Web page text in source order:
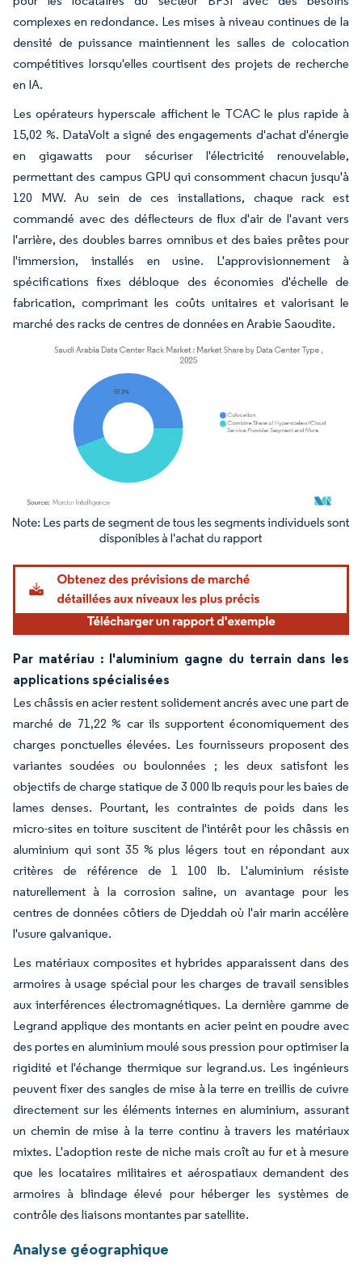
complexes en redondance. Les mises à niveau continues de la
densité de puissance maintiennent les salles de colocation
compétitives lorsqu'elles courtisent des projets de recherche
en IA.
Les opérateurs hyperscale affichent le TCAC le plus rapide à
15,02 %. DataVolt a signé des engagements d'achat d'énergie
en gigawatts pour sécuriser l'électricité renouvelable,
permettant des campus GPU qui consomment chacun jusqu'à
120 MW. Au sein de ces installations, chaque rack est
commandé avec des déflecteurs de flux d'air de l'avant vers
l'arrière, des doubles barres omnibus et des baies prêtes pour
l'immersion, installés en usine. L'approvisionnement à
spécifications fixes débloque des économies d'échelle de
fabrication, comprimant les coûts unitaires et valorisant le
marché des racks de centres de données en Arabie Saoudite.
Image © Mordor Intelligence. La réutilisation nécessite une attribution sous CC BY
Par matériau : l'aluminium gagne du terrain dans les
applications spécialisées
Les châssis en acier restent solidement ancrés avec une part de
marché de 71,22 % car ils supportent économiquement des
charges ponctuelles élevées. Les fournisseurs proposent des
variantes soudées ou boulonnées ; les deux satisfont les
objectifs de charge statique de 3 000 lb requis pour les baies de
lames denses. Pourtant, les contraintes de poids dans les
micro-sites en toiture suscitent de l'intérêt pour les châssis en
aluminium qui sont 35 % plus légers tout en répondant aux
critères de référence de 1 100 lb. L'aluminium résiste
naturellement à la corrosion saline, un avantage pour les
centres de données côtiers de Djeddah où l'air marin accélère
l'usure galvanique.
Les matériaux composites et hybrides apparaissent dans des
armoires à usage spécial pour les charges de travail sensibles
aux interférences électromagnétiques. La dernière gamme de
Legrand applique des montants en acier peint en poudre avec
des portes en aluminium moulé sous pression pour optimiser la
rigidité et l'échange thermique sur legrand.us. Les ingénieurs
peuvent fixer des sangles de mise à la terre en treillis de cuivre
directement sur les éléments internes en aluminium, assurant
un chemin de mise à la terre continu à travers les matériaux
mixtes. L'adoption reste de niche mais croît au fur et à mesure
que les locataires militaires et aérospatiaux demandent des
armoires à blindage élevé pour héberger les systèmes de
contrôle des liaisons montantes par satellite.
Analyse géographique